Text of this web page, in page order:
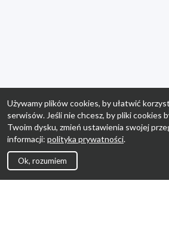
Używamy plików cookies, by ułatwić
serwisów. Jeśli nie chcesz, by pliki cookies
Twoim dysku, zmień ustawienia swojej
informacji: polityka prywatności.
Ok, rozumiem